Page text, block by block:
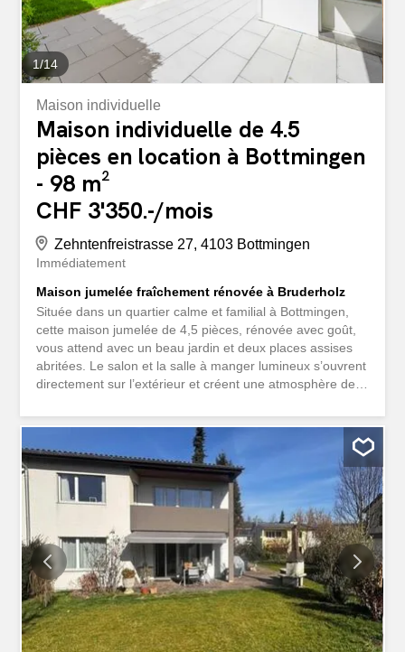
1/14
Maison individuelle
Maison individuelle de 4.5
pièces en location à Bottmingen
- 98 m²
CHF 3'350.-/mois
Zehntenfreistrasse 27, 4103 Bottmingen
Immédiatement
Maison jumelée fraîchement rénovée à Bruderholz
Située dans un quartier calme et familial à Bottmingen,
cette maison jumelée de 4,5 pièces, rénovée avec goût,
vous attend avec un beau jardin et deux places assises
abritées. Le salon et la salle à manger lumineux s’ouvrent
directement sur l’extérieur et créent une atmosphère de
coucher, une véranda avec un accès direct depuis deux
pièces, ainsi qu’une salle de loisirs chauffée
supplémentaire au sous-sol offrent de nombreuses
possibilités d’utilisation. Des matériaux de qualité tels que
le parquet en chêne et le travertin, une cuisine sur
mesure avec des appareils V-Zug et des salles de bains
modernisées garantissent un confort de vie
contemporain. Un garage et une place de parking
extérieure complètent cette offre attrayante. Points forts:
Emplacement calme dans le quartier prisé de Bruderholz
Récemment rénové Aménagement intérieur de qualité
avec une nouvelle cuisine et des salles de...